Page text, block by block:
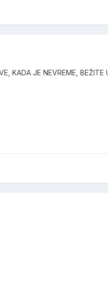
KADA JE NEVREME, BEŽITE